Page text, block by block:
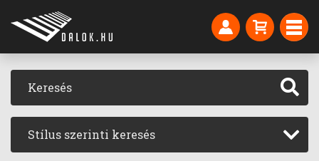
Stílus szerinti keresés